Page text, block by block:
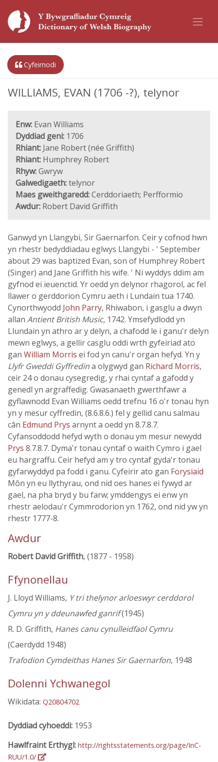
Cyfeirnodi
WILLIAMS, EVAN (1706 -?), telynor
Enw: Evan Williams
Dyddiad geni: 1706
Rhiant: Jane Robert (née Griffith)
Rhiant: Humphrey Robert
Rhyw:Gwryw
Galwedigaeth:telynor
Maes gweithgaredd:Cerddoriaeth; Perfformio
Awdur: Robert David Griffith
Ganwyd yn Llangybi, Sir Gaernarfon. Ceir y cofnod hwn
yn rhestr bedyddiadau eglwys Llangybi - ' September
about 29 was baptized Evan, son of Humphrey Robert
(Singer) and Jane Griffith his wife. ' Ni wyddys ddim am
gyfnod ei ieuenctid. Yr oedd yn delynor rhagorol, ac fel
llawer o gerddorion Cymru aeth i Lundain tua 1740.
Cynorthwyodd John Parry, Rhiwabon, i gasglu a dwyn
allan Antient British Music, 1742. Ymsefydlodd yn
Llundain yn athro ar y delyn, a chafodd le i ganu'r delyn
mewn eglwys, a gellir casglu oddi wrth gyfeiriad ato
gan William Morris ei fod yn canu'r organ hefyd. Yn y
Llyfr Gweddi Gyffredina olygwyd gan Richard Morris,
ceir 24 o donau cysegredig, y rhai cyntaf a gafodd y
genedl yn argraffedig. Gwasanaeth gwerthfawr a
gyflawnodd Evan Williams oedd trefnu 16 o'r tonau hyn
yn y mesur cyffredin, (8.6.8.6.) fel y gellid canu salmau
cân Edmund Prys arnynt a oedd yn 8.7.8.7.
Cyfansoddodd hefyd wyth o donau ym mesur newydd
Prys 8.7.8.7. Dyma'r tonau cyntaf o waith Cymro i gael
eu hargraffu. Ceir hefyd am y tro cyntaf gyda'r tonau
gyfarwyddyd pa fodd i ganu. Cyfeirir ato gan Forysiaid
Môn yn eu llythyrau, ond nid oes hanes ei fywyd ar
gael, na pha bryd y bu farw; ymddengys ei enw yn
rhestr aelodau'r Cymmrodorion yn 1762, ond nid yw yn
rhestr 1777-8.
Awdur
Robert David Griffith, (1877 - 1958)
Ffynonellau
J. Lloyd Williams, Y tri thelynor arloeswyr cerddorol
Cymru yn y ddeunawfed ganrif(1945)
R. D. Griffith, Hanes canu cynulleidfaol Cymru
(Caerdydd 1948)
Trafodion Cymdeithas Hanes Sir Gaernarfon, 1948
Dolenni Ychwanegol
Wikidata: Q20804702
Dyddiad cyhoeddi: 1953
Hawlfraint Erthygl: http://rightsstatements.org/page/InC-
RUU/1.0/